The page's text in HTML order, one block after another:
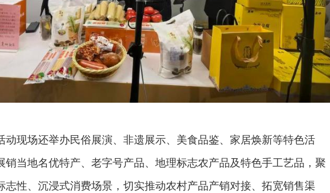
动现场还举办民俗展演、非遗展示、美食品鉴、家居焕新等特色活
销当地名优特产、老字号产品、地理标志农产品及特色手工艺品，聚
志性、沉浸式消费场景，切实推动农村产品产销对接、拓宽销售渠